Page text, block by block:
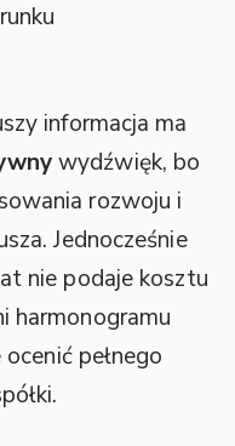
informacja ma
wydźwięk, bo
rozwoju i
Jednocześnie
nie podaje kosztu
harmonogramu
pełnego